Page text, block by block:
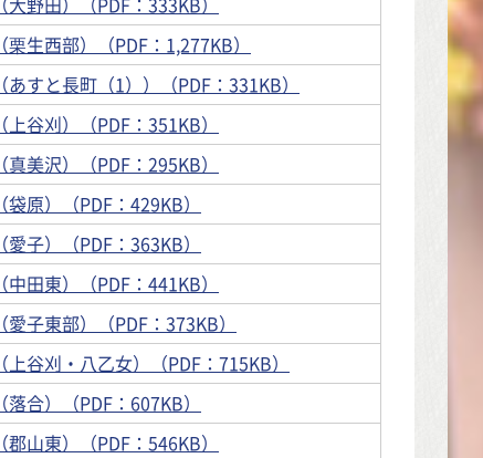
生西部）（PDF：1,277KB）
すと長町（1））（PDF：331KB）
谷刈）（PDF：351KB）
美沢）（PDF：295KB）
原）（PDF：429KB）
子）（PDF：363KB）
田東）（PDF：441KB）
子東部）（PDF：373KB）
谷刈・八乙女）（PDF：715KB）
合）（PDF：607KB）
山東）（PDF：546KB）